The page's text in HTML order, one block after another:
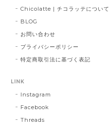
Chicolatte | チコラッテについて
BLOG
お問い合わせ
プライバシーポリシー
特定商取引法に基づく表記
LINK
Instagram
Facebook
Threads